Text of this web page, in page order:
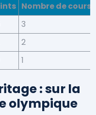
Nombre de
3
2
1
: sur la
olympique